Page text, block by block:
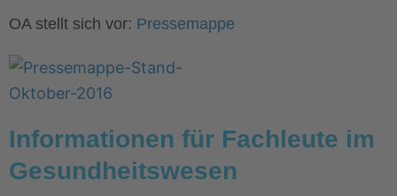
OA stellt sich vor: Pressemappe
Informationen für Fachleute im
Gesundheitswesen